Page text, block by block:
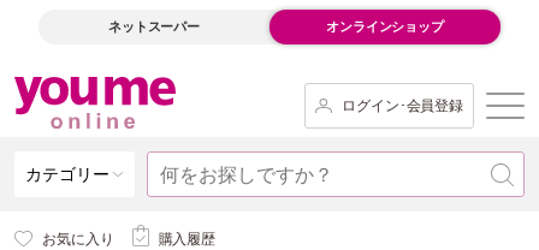
ネットスーパー オンラインショップ
ログイン･会員登録
カテゴリー
お気に入り 購入履歴